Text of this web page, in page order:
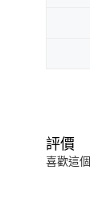
評價
喜歡這